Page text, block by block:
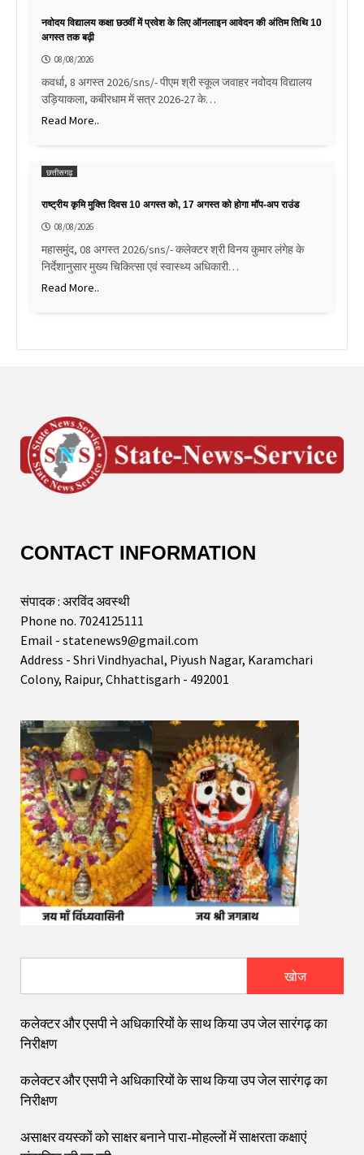
नवोदय विद्यालय कक्षा छठवीं में प्रवेश के लिए ऑनलाइन आवेदन की अंतिम तिथि 10
अगस्त तक बढ़ी
08/08/2026
कवर्धा, 8 अगस्त 2026/sns/- पीएम श्री स्कूल जवाहर नवोदय विद्यालय
उड़ियाकला, कबीरधाम में सत्र 2026-27 के…
Read More..
छत्तीसगढ़
राष्ट्रीय कृमि मुक्ति दिवस 10 अगस्त को, 17 अगस्त को होगा मॉप-अप राउंड
08/08/2026
महासमुंद, 08 अगस्त 2026/sns/- कलेक्टर श्री विनय कुमार लंगेह के
निर्देशानुसार मुख्य चिकित्सा एवं स्वास्थ्य अधिकारी…
Read More..
CONTACT INFORMATION
संपादक : अरविंद अवस्थी
Phone no. 7024125111
Email - statenews9@gmail.com
Address - Shri Vindhyachal, Piyush Nagar, Karamchari
Colony, Raipur, Chhattisgarh - 492001
खोज
कलेक्टर और एसपी ने अधिकारियों के साथ किया उप जेल सारंगढ़ का
निरीक्षण
कलेक्टर और एसपी ने अधिकारियों के साथ किया उप जेल सारंगढ़ का
निरीक्षण
असाक्षर वयस्कों को साक्षर बनाने पारा-मोहल्लों में साक्षरता कक्षाएं